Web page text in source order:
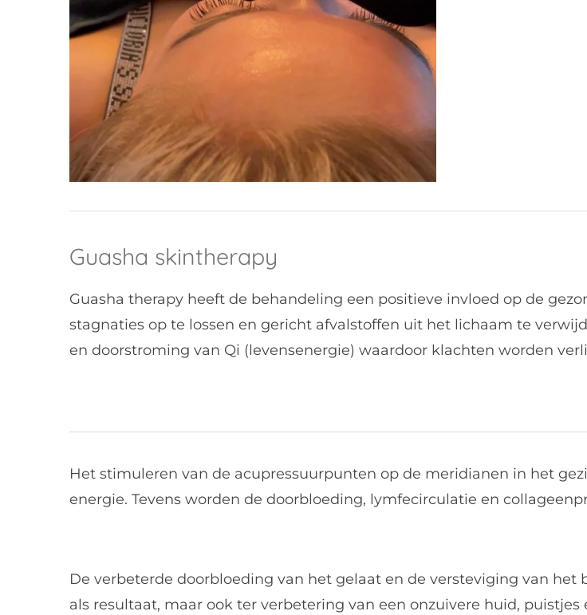
Guasha skintherapy
Guasha therapy heeft de behandeling een positieve invloed op de
stagnaties op te lossen en gericht afvalstoffen uit het lichaam te
en doorstroming van Qi (levensenergie) waardoor klachten worden
Het stimuleren van de acupressuurpunten op de meridianen in het
energie. Tevens worden de doorbloeding, lymfecirculatie en
De verbeterde doorbloeding van het gelaat en de versteviging van
als resultaat, maar ook ter verbetering van een onzuivere huid,